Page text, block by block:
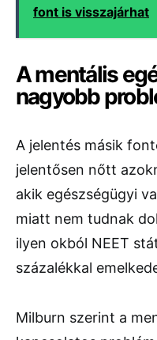
font is visszajárhat
A mentális
nagyobb
A jelentés másik
jelentősen nőtt
akik egészségügyi
miatt nem tudnak
ilyen okból NEET
százalékkal
Milburn szerint a